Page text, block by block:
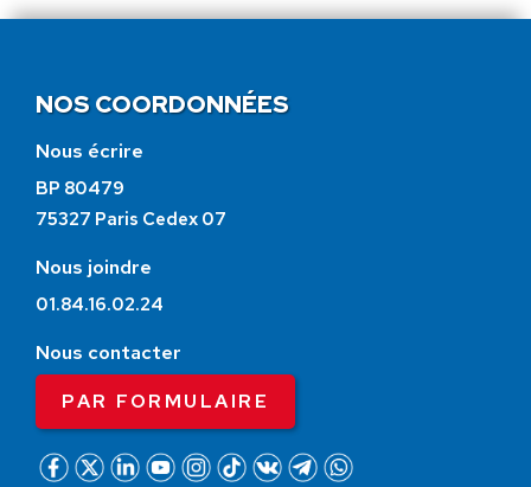
NOS COORDONNÉES
Nous écrire
BP 80479
75327 Paris Cedex 07
Nous joindre
01.84.16.02.24
Nous contacter
PAR FORMULAIRE